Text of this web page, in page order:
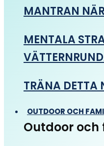
MANTRAN
MENTALA
TRÄNA DETTA
OUTDOOR OCH
Outdoor och